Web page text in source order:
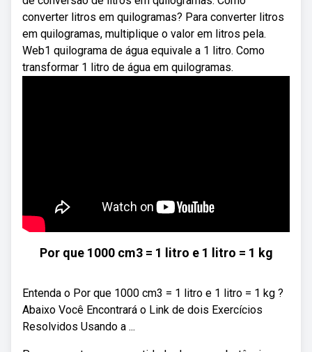
converter litros em quilogramas? Para converter litros
em quilogramas, multiplique o valor em litros pela.
Web1 quilograma de água equivale a 1 litro. Como
transformar 1 litro de água em quilogramas.
Por que 1000 cm3 = 1 litro e 1 litro = 1 kg
Entenda o Por que 1000 cm3 = 1 litro e 1 litro = 1 kg ?
Abaixo Você Encontrará o Link de dois Exercícios
Resolvidos Usando a ...